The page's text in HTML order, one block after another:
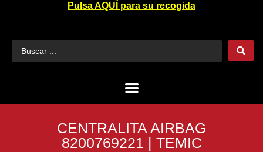
Pulsa AQUÍ para su recogida
CENTRALITA AIRBAG
8200769221 | TEMIC